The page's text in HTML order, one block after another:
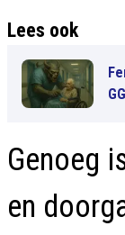
Lees ook
Genoeg
en